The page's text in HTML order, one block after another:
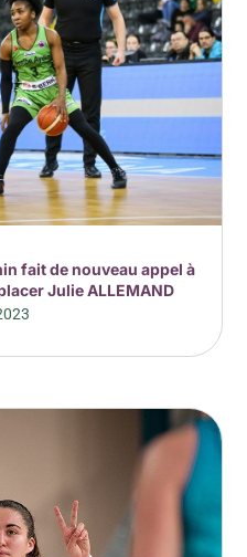
fait de nouveau appel à
Julie ALLEMAND